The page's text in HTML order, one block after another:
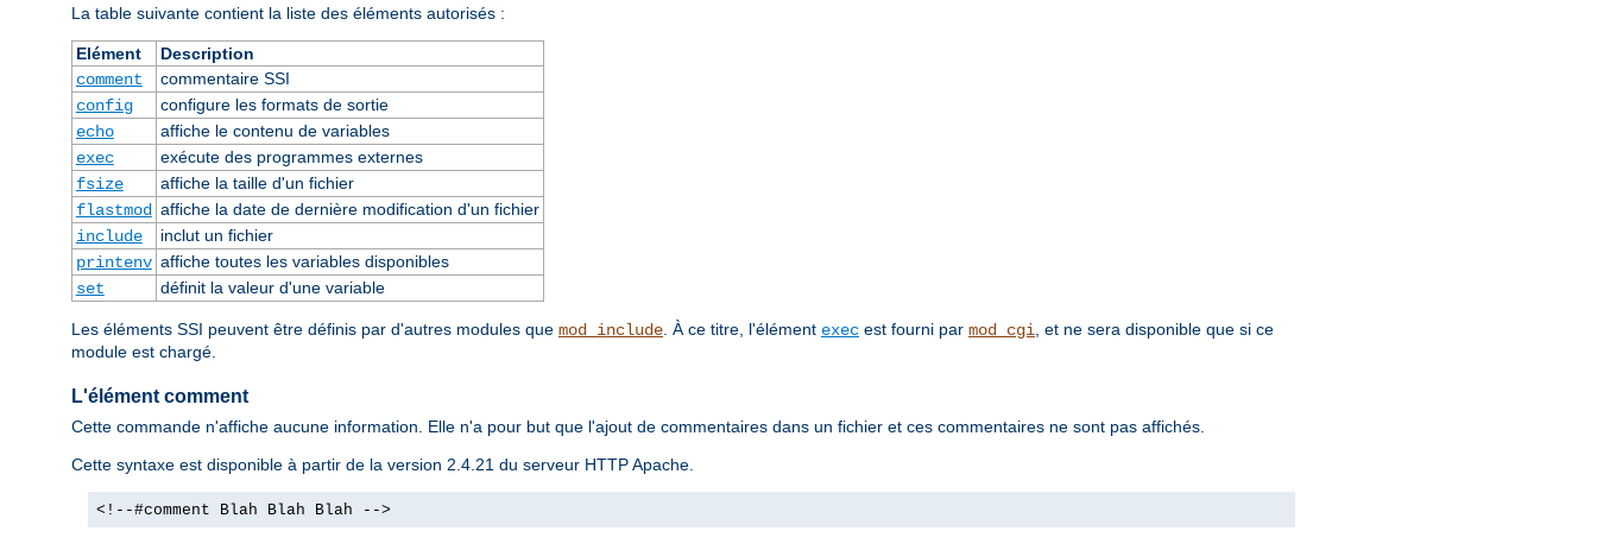
La table suivante contient la liste des éléments autorisés :
Elément
Description
comment
commentaire SSI
config
configure les formats de sortie
echo
affiche le contenu de variables
exec
exécute des programmes externes
fsize
affiche la taille d'un fichier
flastmod affiche la date de dernière modification d'un fichier
include
inclut un fichier
printenv affiche toutes les variables disponibles
set
définit la valeur d'une variable
Les éléments SSI peuvent être définis par d'autres modules que mod_include . À ce titre, l'élément exec est fourni par mod_cgi , et ne sera disponible que si ce
module est chargé.
L'élément comment
Cette commande n'affiche aucune information. Elle n'a pour but que l'ajout de commentaires dans un fichier et ces commentaires ne sont pas affichés.
Cette syntaxe est disponible à partir de la version 2.4.21 du serveur HTTP Apache.
<!--#comment Blah Blah Blah -->